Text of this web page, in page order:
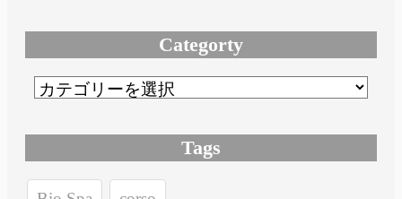
Categorty
Tags